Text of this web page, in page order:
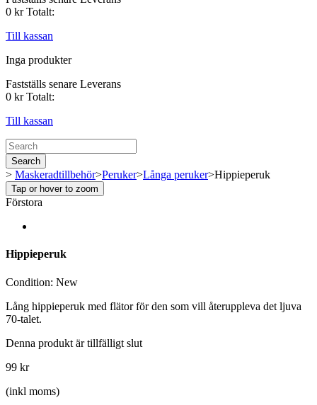
0 kr Totalt:
Till kassan
Inga produkter
Fastställs senare Leverans
0 kr Totalt:
Till kassan
Search
> Maskeradtillbehör>Peruker>Långa peruker>Hippieperuk
Tap or hover to zoom
Förstora
Hippieperuk
Condition: New
Lång hippieperuk med flätor för den som vill återuppleva det ljuva
70-talet.
Denna produkt är tillfälligt slut
99 kr
(inkl moms)